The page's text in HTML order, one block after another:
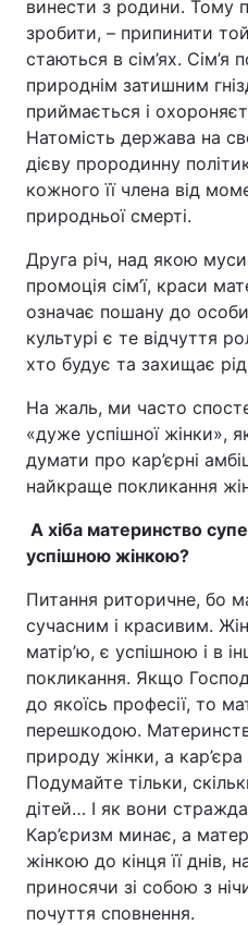
винести з родини. Тому
зробити, – припинити той
стаються в сім’ях. Сім’я
природнім затишним
приймається і
Натомість держава на
дієву прородинну
кожного її члена від
природньої смерті.
Друга річ, над якою
промоція сім’ї, краси
означає пошану до особи
культурі є те відчуття
хто будує та захищає
На жаль, ми часто
«дуже успішної жінки»,
думати про кар’єрні
найкраще покликання
А хіба материнство
успішною жінкою?
Питання риторичне, бо
сучасним і красивим.
матір’ю, є успішною і в
покликання. Якщо
до якоїсь професії, то
перешкодою.
природу жінки, а кар’єра
Подумайте тільки,
дітей… І як вони
Кар’єризм минає, а
жінкою до кінця її днів,
приносячи зі собою з
почуття сповнення.